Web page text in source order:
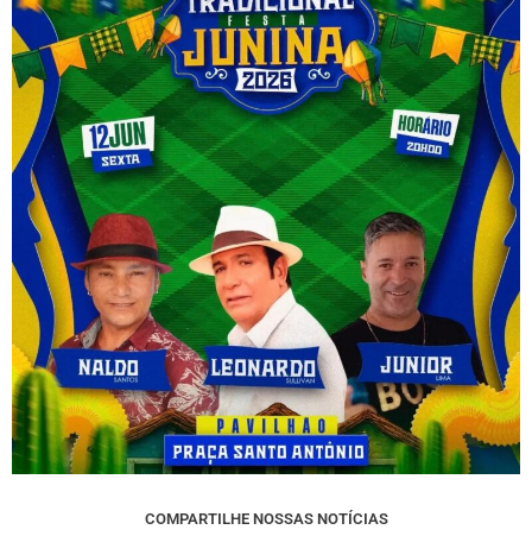
COMPARTILHE NOSSAS NOTÍCIAS